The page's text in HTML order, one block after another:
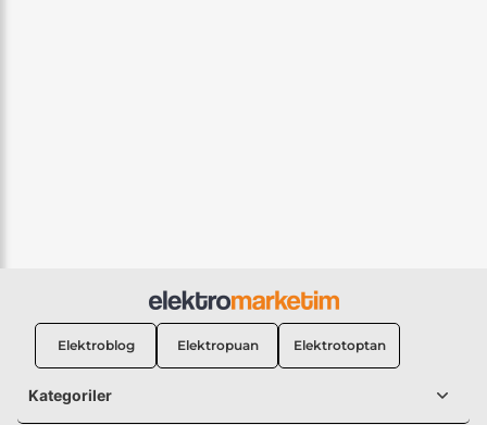
Elektroblog Elektropuan Elektrotoptan
Kategoriler